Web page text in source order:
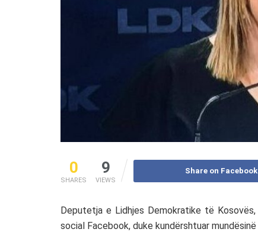
0
SHARES
9
VIEWS
Share on Facebook
Deputetja e Lidhjes Demokratike të
social Facebook, duke kundërshtuar